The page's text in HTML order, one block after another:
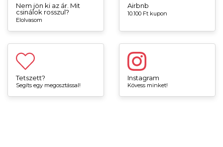
Nem jön ki az ár. Mit
csinálok rosszul?
Elolvasom
Airbnb
10.100 Ft kupon
Tetszett?
Segíts egy megosztással!
Instagram
Kövess minket!